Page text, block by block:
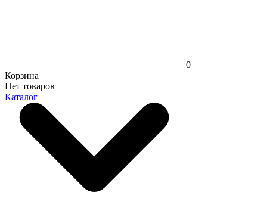
0
Корзина
Нет товаров
Каталог